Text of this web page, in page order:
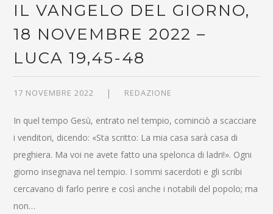
IL VANGELO DEL GIORNO,
18 NOVEMBRE 2022 –
LUCA 19,45-48
17 NOVEMBRE 2022 REDAZIONE
In quel tempo Gesù, entrato nel tempio, cominciò a scacciare
i venditori, dicendo: «Sta scritto: La mia casa sarà casa di
preghiera. Ma voi ne avete fatto una spelonca di ladri!». Ogni
giorno insegnava nel tempio. I sommi sacerdoti e gli scribi
cercavano di farlo perire e così anche i notabili del popolo; ma
non…